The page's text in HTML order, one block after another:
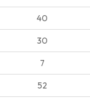
40
30
7
52